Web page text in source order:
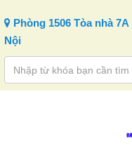
Phòng 1506 Tòa nhà
Nội